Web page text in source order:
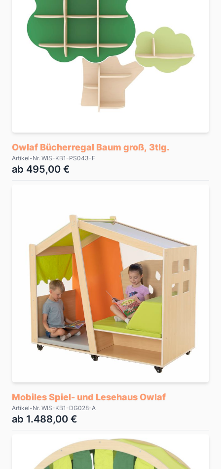
Owlaf Bücherregal Baum groß, 3tlg.
Artikel-Nr. WIS-KB1-PS043-F
ab 495,00 €
Mobiles Spiel- und Lesehaus Owlaf
Artikel-Nr. WIS-KB1-DG028-A
ab 1.488,00 €